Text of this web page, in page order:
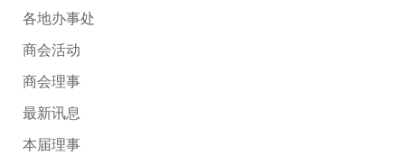
各地办事处
商会活动
商会理事
最新讯息
本届理事